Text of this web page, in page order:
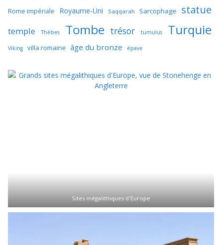
Rome impériale Royaume-Uni Saqqarah Sarcophage statue
temple Thèbes Tombe trésor tumulus Turquie
Viking villa romaine âge du bronze épave
Sites mégalithiques d'Europe